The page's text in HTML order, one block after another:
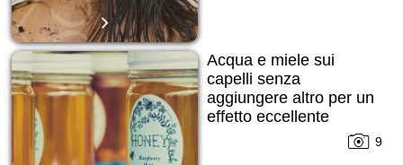
Acqua e miele sui
capelli senza
aggiungere altro per un
effetto eccellente
9